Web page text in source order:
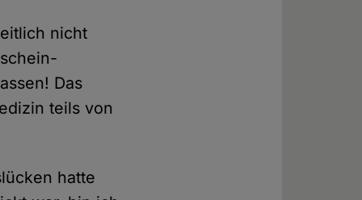
nicht
Das
teils von
hatte